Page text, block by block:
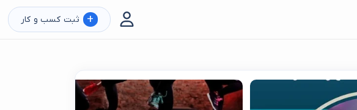
+ ثبت کسب و کار